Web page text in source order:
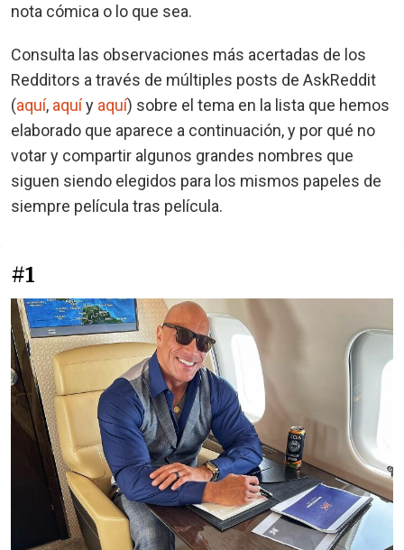
nota cómica o lo que sea.
Consulta las observaciones más acertadas de los
Redditors a través de múltiples posts de AskReddit
(aquí, aquíy aquí) sobre el tema en la lista que hemos
elaborado que aparece a continuación, y por qué no
votar y compartir algunos grandes nombres que
siguen siendo elegidos para los mismos papeles de
siempre película tras película.
#1